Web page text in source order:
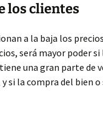
los clientes
a la baja los
será mayor poder
una gran parte de
si la compra del bien